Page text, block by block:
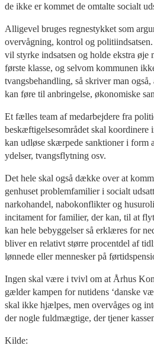
de ikke er kommet de omtalte socialt
Alligevel bruges regnestykket som
overvågning, kontrol og
vil styrke indsatsen og holde ekstra øje
første klasse, og selvom kommunen
tvangsbehandling, så skriver man også,
kan føre til anbringelse, økonomiske
Et fælles team af medarbejdere fra
beskæftigelsesområdet skal koordinere
kan udløse skærpede sanktioner i
ydelser, tvangsflytning osv.
Det hele skal også dække over at
genhuset problemfamilier i socialt
narkohandel, nabokonflikter og
incitament for familier, der kan, til at
kan hele bebyggelser så erklæres for
bliver en relativt større procentdel af
lønnede eller mennesker på
Ingen skal være i tvivl om at Århus
gælder kampen for nutidens ‘danske
skal ikke hjælpes, men overvåges og
der nogle fuldmægtige, der tjener
Kilde: